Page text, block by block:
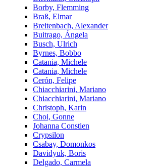
Borby, Flemming
Braß, Elmar
Breitenbach, Alexander
Buitrago, Ángela
Busch, Ulrich
Byrnes, Bobbo
Catania, Michele
Catania, Michele
Cerón, Felipe
Chiacchiarini, Mariano
Chiacchiarini, Mariano
Christoph, Karin
Choi, Gonne
Johanna Constien
Crypsilon
Csabay, Domonkos
Davidyuk, Boris
Delgado, Carmela